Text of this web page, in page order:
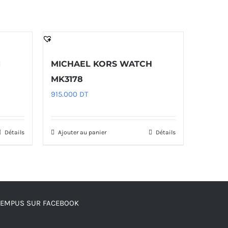
Détails
MICHAEL KORS WATCH
MK3178
915.000 DT
Ajouter au panier Détails
SUR FACEBOOK